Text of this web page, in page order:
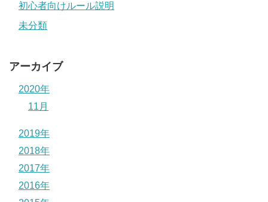
初心者向けルール説明
未分類
アーカイブ
2020年
11月
2019年
2018年
2017年
2016年